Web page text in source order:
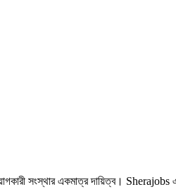
সংস্থার একমাত্র দায়িত্ব। Sherajobs